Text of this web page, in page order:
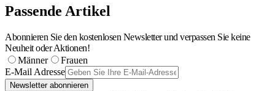
Passende Artikel
Abonnieren Sie den kostenlosen Newsletter und verpassen Sie keine
Neuheit oder Aktionen!
Männer
Frauen
E-Mail Adresse
Newsletter abonnieren